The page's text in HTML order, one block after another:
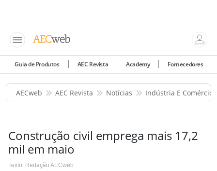
Guia de Produtos AEC Revista Academy Fornecedores
AECweb AEC Revista Notícias Indústria E Comércio
Construção civil emprega mais 17,2
mil em maio
Texto: Redação AECweb